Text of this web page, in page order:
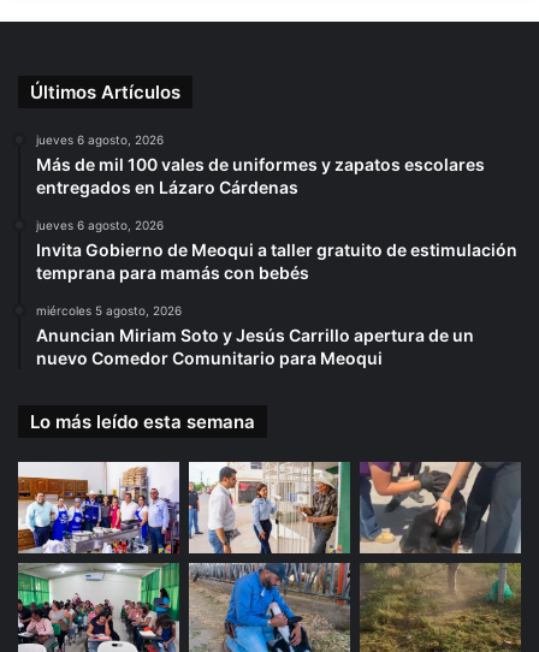
Últimos Artículos
jueves 6 agosto, 2026
Más de mil 100 vales de uniformes y zapatos escolares
entregados en Lázaro Cárdenas
jueves 6 agosto, 2026
Invita Gobierno de Meoqui a taller gratuito de estimulación
temprana para mamás con bebés
miércoles 5 agosto, 2026
Anuncian Miriam Soto y Jesús Carrillo apertura de un
nuevo Comedor Comunitario para Meoqui
Lo más leído esta semana